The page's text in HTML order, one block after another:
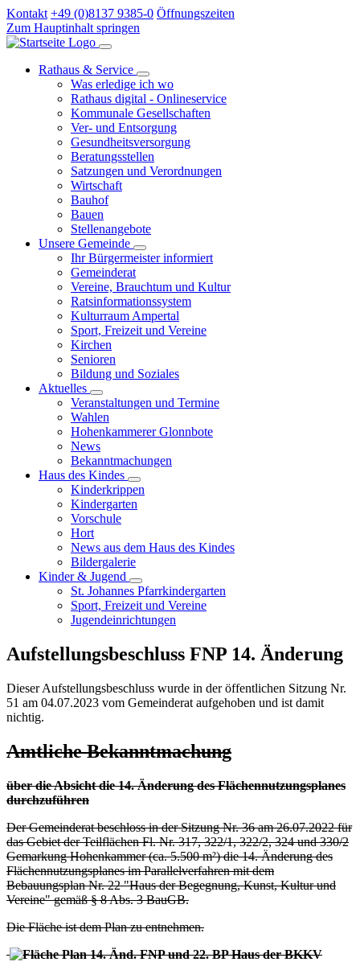
Kontakt +49 (0)8137 9385-0 Öffnungszeiten
Zum Hauptinhalt springen
Rathaus & Service
Was erledige ich wo
Rathaus digital - Onlineservice
Kommunale Gesellschaften
Ver- und Entsorgung
Gesundheitsversorgung
Beratungsstellen
Satzungen und Verordnungen
Wirtschaft
Bauhof
Bauen
Stellenangebote
Unsere Gemeinde
Ihr Bürgermeister informiert
Gemeinderat
Vereine, Brauchtum und Kultur
Ratsinformationssystem
Kulturraum Ampertal
Sport, Freizeit und Vereine
Kirchen
Senioren
Bildung und Soziales
Aktuelles
Veranstaltungen und Termine
Wahlen
Hohenkammerer Glonnbote
News
Bekanntmachungen
Haus des Kindes
Kinderkrippen
Kindergarten
Vorschule
Hort
News aus dem Haus des Kindes
Bildergalerie
Kinder & Jugend
St. Johannes Pfarrkindergarten
Sport, Freizeit und Vereine
Jugendeinrichtungen
Aufstellungsbeschluss FNP 14. Änderung
Dieser Aufstellungsbeschluss wurde in der öffentlichen Sitzung Nr.
51 am 04.07.2023 vom Gemeinderat aufgehoben und ist damit
nichtig.
Amtliche Bekanntmachung
über die Absicht die 14. Änderung des Flächennutzungsplanes
durchzuführen
Der Gemeinderat beschloss in der Sitzung Nr. 36 am 26.07.2022 für
das Gebiet der Teilflächen Fl. Nr. 317, 322/1, 322/2, 324 und 330/2
Gemarkung Hohenkammer (ca. 5.500 m²) die 14. Änderung des
Flächennutzungsplanes im Parallelverfahren mit dem
Bebauungsplan Nr. 22 "Haus der Begegnung, Kunst, Kultur und
Vereine" gemäß § 8 Abs. 3 BauGB.
Die Fläche ist dem Plan zu entnehmen.